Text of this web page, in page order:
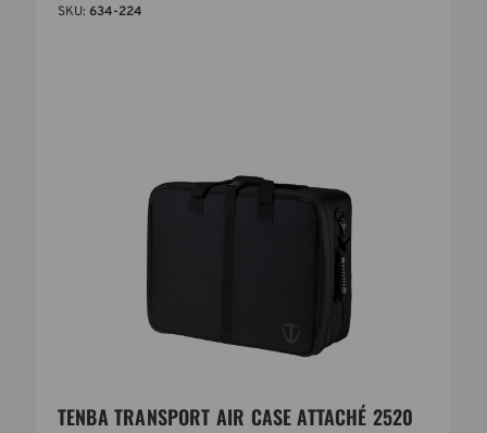
SKU: 634-224
TENBA TRANSPORT AIR CASE ATTACHÉ 2520